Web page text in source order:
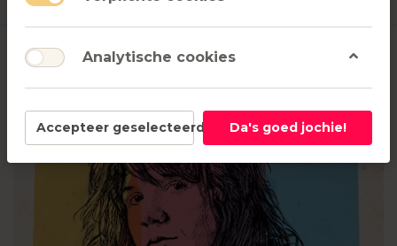
Analytische cookies
Accepteer geselecteerd Da's goed jochie!